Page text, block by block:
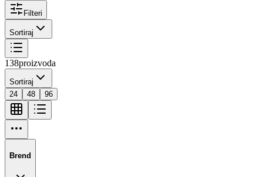
Filteri
Sortiraj
138proizvoda
Sortiraj
24
48 96
Brend